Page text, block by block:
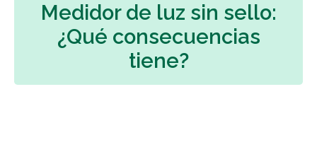
Medidor de luz sin sello:
¿Qué consecuencias
tiene?